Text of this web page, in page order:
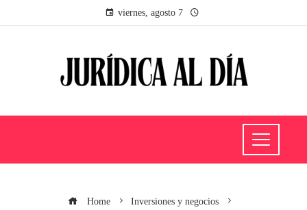
viernes, agosto 7
Home
Inversiones y negocios